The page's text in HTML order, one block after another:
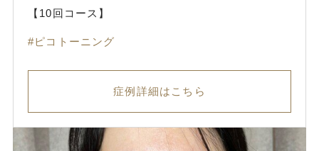
【10回コース】
ピコトーニング
症例詳細はこちら